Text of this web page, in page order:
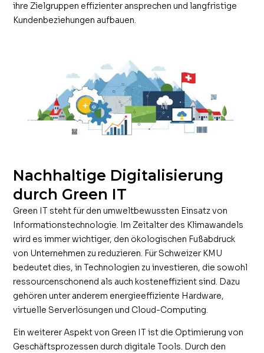
ihre Zielgruppen effizienter ansprechen und langfristige
Kundenbeziehungen aufbauen.
Nachhaltige Digitalisierung
durch Green IT
Green IT steht für den umweltbewussten Einsatz von
Informationstechnologie. Im Zeitalter des Klimawandels
wird es immer wichtiger, den ökologischen Fußabdruck
von Unternehmen zu reduzieren. Für Schweizer KMU
bedeutet dies, in Technologien zu investieren, die sowohl
ressourcenschonend als auch kosteneffizient sind. Dazu
gehören unter anderem energieeffiziente Hardware,
virtuelle Serverlösungen und Cloud-Computing.
Ein weiterer Aspekt von Green IT ist die Optimierung von
Geschäftsprozessen durch digitale Tools. Durch den